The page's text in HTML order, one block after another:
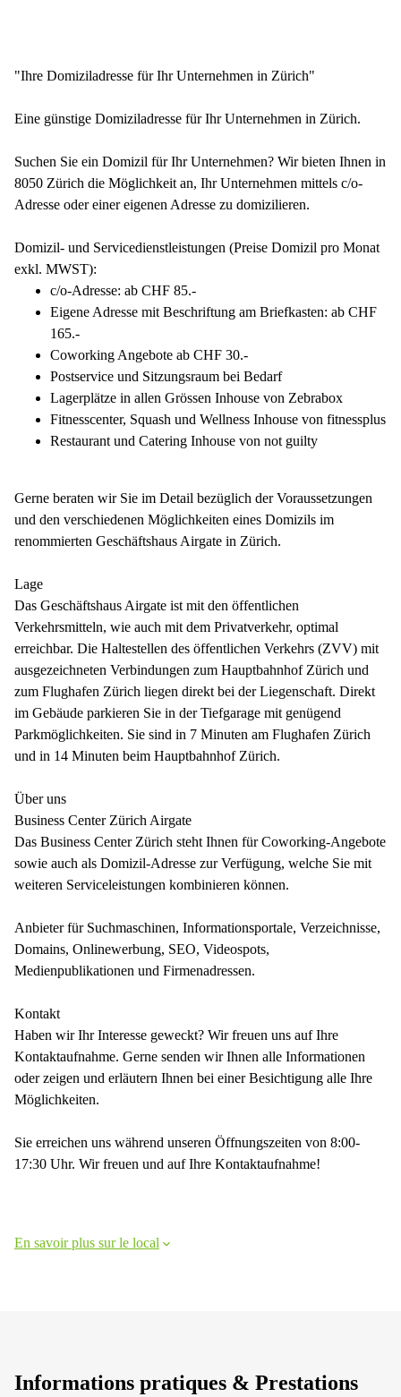
"Ihre Domiziladresse für Ihr Unternehmen in Zürich"
Eine günstige Domiziladresse für Ihr Unternehmen in Zürich.
Suchen Sie ein Domizil für Ihr Unternehmen? Wir bieten Ihnen in
8050 Zürich die Möglichkeit an, Ihr Unternehmen mittels c/o-
Adresse oder einer eigenen Adresse zu domizilieren.
Domizil- und Servicedienstleistungen (Preise Domizil pro Monat
exkl. MWST):
c/o-Adresse: ab CHF 85.-
Eigene Adresse mit Beschriftung am Briefkasten: ab CHF
165.-
Coworking Angebote ab CHF 30.-
Postservice und Sitzungsraum bei Bedarf
Lagerplätze in allen Grössen Inhouse von Zebrabox
Fitnesscenter, Squash und Wellness Inhouse von fitnessplus
Restaurant und Catering Inhouse von not guilty
Gerne beraten wir Sie im Detail bezüglich der Voraussetzungen
und den verschiedenen Möglichkeiten eines Domizils im
renommierten Geschäftshaus Airgate in Zürich.
Lage
Das Geschäftshaus Airgate ist mit den öffentlichen
Verkehrsmitteln, wie auch mit dem Privatverkehr, optimal
erreichbar. Die Haltestellen des öffentlichen Verkehrs (ZVV) mit
ausgezeichneten Verbindungen zum Hauptbahnhof Zürich und
zum Flughafen Zürich liegen direkt bei der Liegenschaft. Direkt
im Gebäude parkieren Sie in der Tiefgarage mit genügend
Parkmöglichkeiten. Sie sind in 7 Minuten am Flughafen Zürich
und in 14 Minuten beim Hauptbahnhof Zürich.
Über uns
Business Center Zürich Airgate
Das Business Center Zürich steht Ihnen für Coworking-Angebote
sowie auch als Domizil-Adresse zur Verfügung, welche Sie mit
weiteren Serviceleistungen kombinieren können.
Anbieter für Suchmaschinen, Informationsportale, Verzeichnisse,
Domains, Onlinewerbung, SEO, Videospots,
Medienpublikationen und Firmenadressen.
Kontakt
Haben wir Ihr Interesse geweckt? Wir freuen uns auf Ihre
Kontaktaufnahme. Gerne senden wir Ihnen alle Informationen
oder zeigen und erläutern Ihnen bei einer Besichtigung alle Ihre
Möglichkeiten.
Sie erreichen uns während unseren Öffnungszeiten von 8:00-
17:30 Uhr. Wir freuen und auf Ihre Kontaktaufnahme!
En savoir plus sur le local
Informations pratiques & Prestations